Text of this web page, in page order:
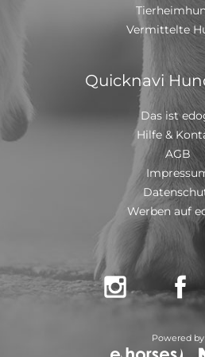
mit einem EU Ausweis in einem
Veterinäramt registriertem
Vermittelte
Quicknavi
Das ist
Hilfe &
AGB
Werben auf
 
Powered by